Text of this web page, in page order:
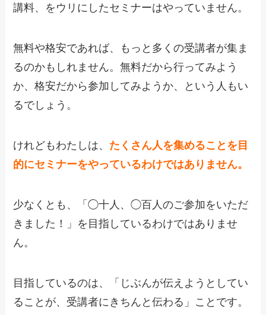
講料、をウリにしたセミナーはやっていません。
無料や格安であれば、もっと多くの受講者が集ま
るのかもしれません。無料だから行ってみよう
か、格安だから参加してみようか、という人もい
るでしょう。
けれどもわたしは、 たくさん人を集めることを目
的にセミナーをやっているわけではありません。
少なくとも、「◯十人、◯百人のご参加をいただ
きました！」を目指しているわけではありませ
ん。
目指しているのは、「じぶんが伝えようとしてい
ることが、受講者にきちんと伝わる」ことです。